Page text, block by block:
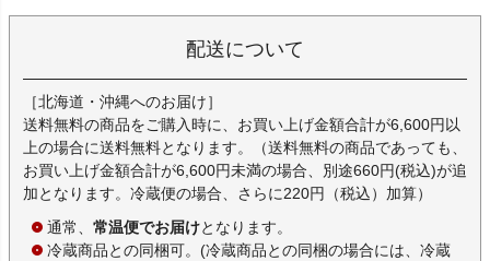
配送について
［北海道・沖縄へのお届け］
送料無料の商品をご購入時に、お買い上げ金額合計が6,600円以
上の場合に送料無料となります。（送料無料の商品であっても、
お買い上げ金額合計が6,600円未満の場合、別途660円(税込)が追
加となります。冷蔵便の場合、さらに220円（税込）加算）
通常、 常温便でお届けとなります。
冷蔵商品との同梱可。(冷蔵商品との同梱の場合には、冷蔵